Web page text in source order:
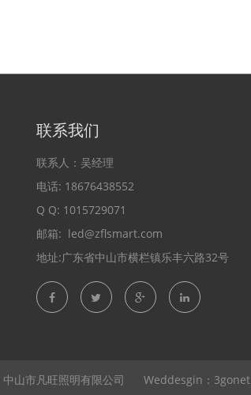
联系我们
联系人：吴经理
电话: 18676438552
Q Q: 1015729071
邮箱: led@zflsmart.com
地址:广东省中山市横栏镇乐丰六路32号
中山市凡旺照明有限公司 Weddesgin：3gonet